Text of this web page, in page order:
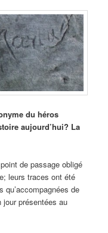
du héros
aujourd’hui? La
de passage obligé
leurs traces ont été
qu’accompagnées de
présentées au